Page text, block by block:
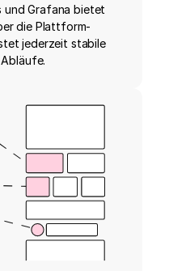
und Grafana bietet
die Plattform-
jederzeit stabile